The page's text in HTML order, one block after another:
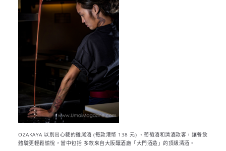
OZAKAYA 以別出心裁的雞尾酒 (每款港幣 138 元) 、葡萄酒和清酒款客，讓餐飲
體驗更輕鬆愉悅，當中包括 多款來自大阪釀酒廠「大門酒造」的頂級清酒。